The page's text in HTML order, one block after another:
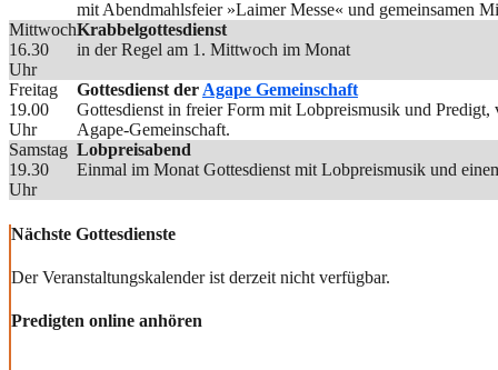
mit Abendmahlsfeier »Laimer Messe« und gemeinsamen
Mittwoch
16.30
Uhr
Krabbelgottesdienst
in der Regel am 1. Mittwoch im Monat
Freitag
19.00
Uhr
Gottesdienst der Agape Gemeinschaft
Gottesdienst in freier Form mit Lobpreismusik und Predigt,
Agape-Gemeinschaft.
Samstag
19.30
Uhr
Lobpreisabend
Einmal im Monat Gottesdienst mit Lobpreismusik und
Nächste Gottesdienste
Der Veranstaltungskalender ist derzeit nicht verfügbar.
Predigten online anhören